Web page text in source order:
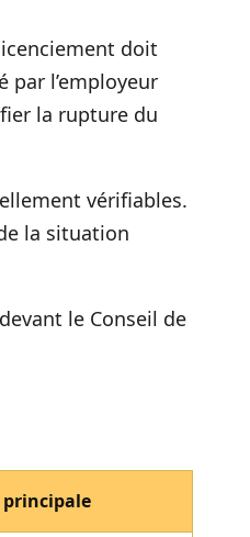
doit
par l’employeur
la rupture du
vérifiables.
la situation
le Conseil de
principale